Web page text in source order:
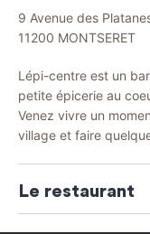
9 Avenue des
11200 MONTSERET
Lépi-centre est un
petite épicerie au
Venez vivre un
village et faire
Le restaurant